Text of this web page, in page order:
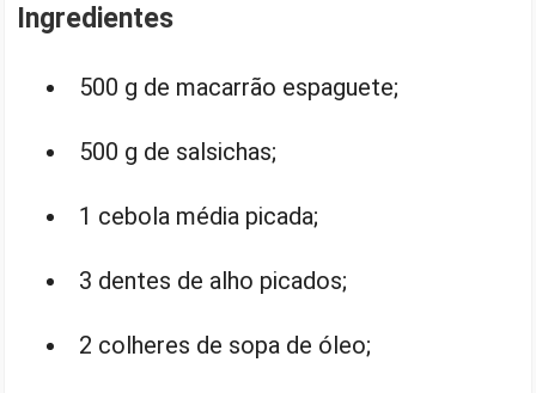
Ingredientes
500 g de macarrão espaguete;
500 g de salsichas;
1 cebola média picada;
3 dentes de alho picados;
2 colheres de sopa de óleo;